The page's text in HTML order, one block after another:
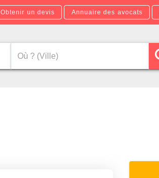
Obtenir un devis Annuaire des avocats